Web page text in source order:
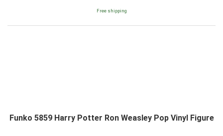
Free shipping
Funko 5859 Harry Potter Ron Weasley Pop Vinyl Figure